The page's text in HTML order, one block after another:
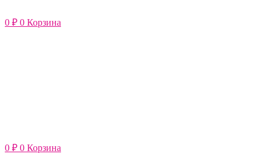
к
содержимому
0 ₽ 0 Корзина
0 ₽ 0 Корзина